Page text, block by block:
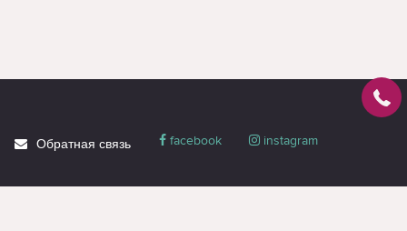
Обратная связь facebook instagram